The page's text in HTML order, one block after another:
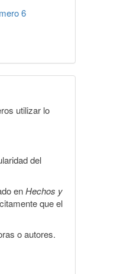
6
utilizar lo
del
enHechos y
que el
o autores.